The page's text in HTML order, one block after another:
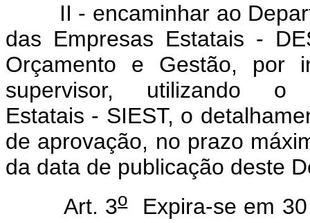
II - encaminhar ao
das Empresas Estatais -
Orçamento e Gestão, por
supervisor, utilizando
Estatais - SIEST, o
de aprovação, no prazo
da data de publicação deste
Art. 3oExpira-se em 30